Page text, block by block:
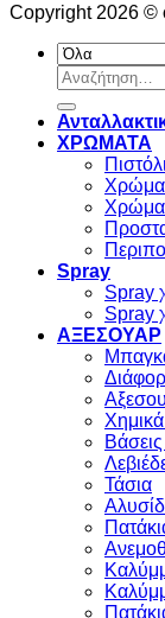
Copyright 2026 ©
Αναζήτηση
για:
ΧΡΩΜΑΤΑ
Spray
Spray
Spray
ΑΞΕΣΟΥΑΡ
Τάσια